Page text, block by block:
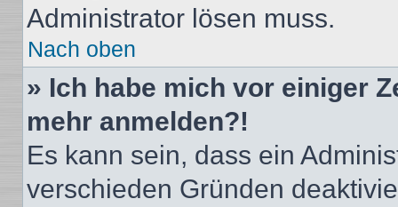
Administrator lösen muss.
Nach oben
» Ich habe mich vor einiger
mehr anmelden?!
Es kann sein, dass ein
verschieden Gründen